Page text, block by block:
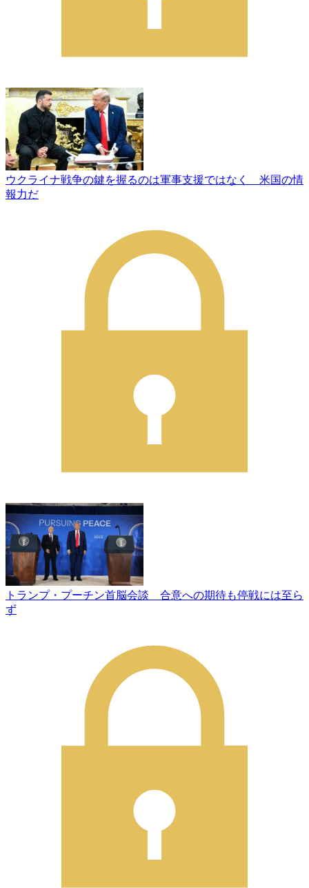
ウクライナ戦争の鍵を握るのは軍事支援ではなく 米国の情
報力だ
トランプ・プーチン首脳会談 合意への期待も停戦には至ら
ず